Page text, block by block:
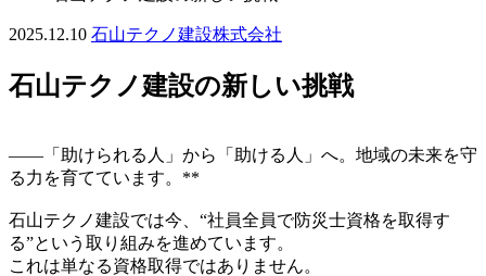
2025.12.10 石山テクノ建設株式会社
石山テクノ建設の新しい挑戦
——「助けられる人」から「助ける人」へ。地域の未来を守
る力を育てています。**
石山テクノ建設では今、“社員全員で防災士資格を取得す
る”という取り組みを進めています。
これは単なる資格取得ではありません。